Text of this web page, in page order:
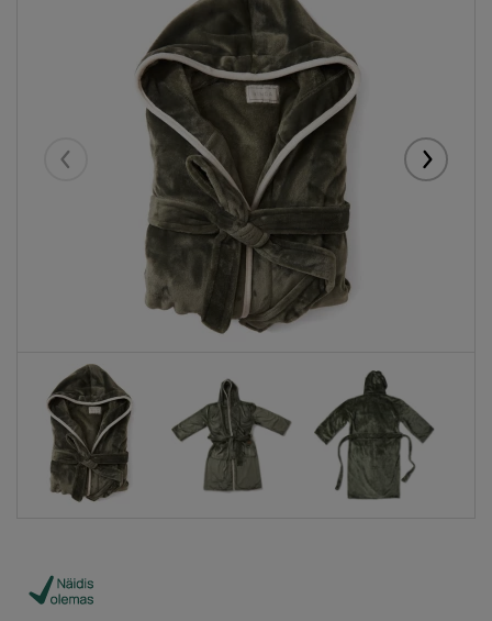
Eelmised